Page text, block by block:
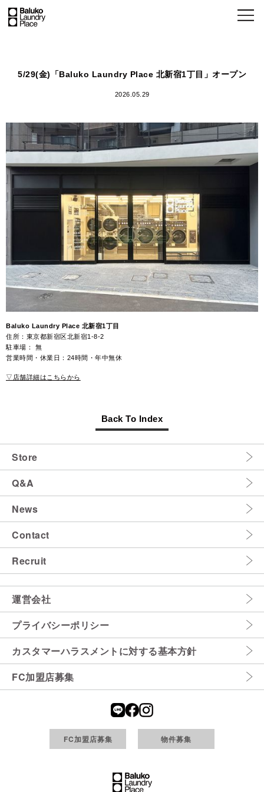
5/29(金)「Baluko Laundry Place 北新宿1丁目」オープン
2026.05.29
Baluko Laundry Place 北新宿1丁目
住所：東京都新宿区北新宿1-8-2
駐車場： 無
営業時間・休業日：24時間・年中無休​​
▽店舗詳細はこちらから
Back To Index
Store
Q&A
News
Contact
Recruit
運営会社
プライバシーポリシー
カスタマーハラスメントに対する基本方針
FC加盟店募集
FC加盟店募集 物件募集